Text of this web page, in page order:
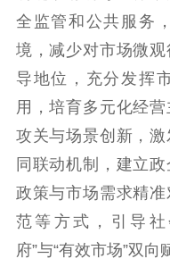
新时代公民素养
提升资源库
科研创新
服务管理平台
文化产业
统计分析
电影
全监管和公共服务
境，减少对市场微
导地位，充分发挥
用，培育多元化经
攻关与场景创新，
同联动机制，建立
政策与市场需求精
范等方式，引导
府”与“有效市场”双向